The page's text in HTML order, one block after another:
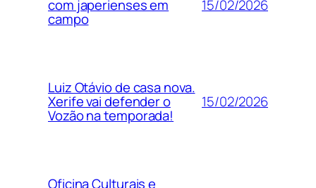
com japerienses em
campo
15/02/2026
Luiz Otávio de casa nova.
Xerife vai defender o
Vozão na temporada!
15/02/2026
Oficina Culturais e